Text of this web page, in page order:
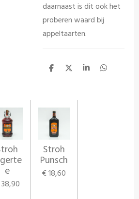
daarnaast is dit ook het
proberen waard bij
appeltaarten.
D
n
D S D
e
Stroh
Punsch
€ 18,60